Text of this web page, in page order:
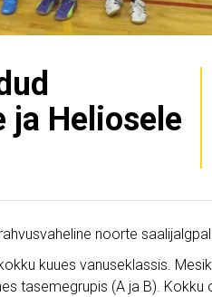
ja Heliosele
noorte
kuues vanuseklassis.
tasemegrupis (A ja B). Kokku